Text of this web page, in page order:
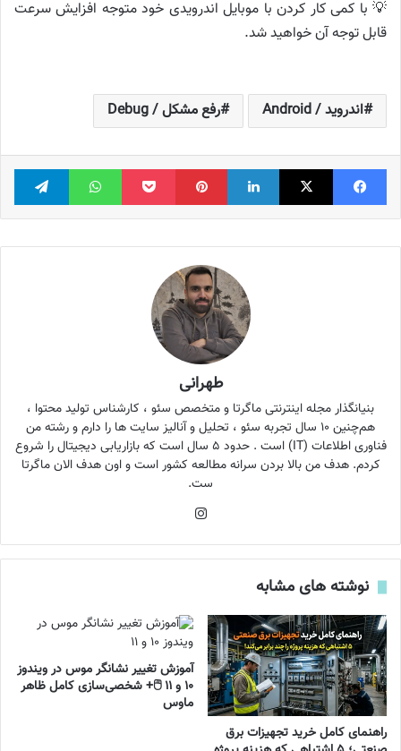
💡 با کمی کار کردن با موبایل اندرویدی خود متوجه افزایش سرعت
قابل توجه آن خواهید شد.
اندروید / Android رفع مشکل / Debug
فیس بوک X لینکدین ‫پین‌ترست پاکت واتس آپ
طهرانی
بنیانگذار مجله اینترنتی ماگرتا و متخصص سئو ، کارشناس تولید محتوا ،
هم‌چنین ۱۰ سال تجربه سئو ، تحلیل و آنالیز سایت ها را دارم و رشته من
فناوری اطلاعات (IT) است . حدود ۵ سال است که بازاریابی دیجیتال را شروع
کردم. هدف من بالا بردن سرانه مطالعه کشور است و اون هدف الان ماگرتا
ست.
نوشته های مشابه
راهنمای کامل خرید تجهیزات برق
آموزش تغییر نشانگر موس در ویندوز
۱۰ و ۱۱ 🖱️+ شخصی‌سازی کامل ظاهر
ماوس